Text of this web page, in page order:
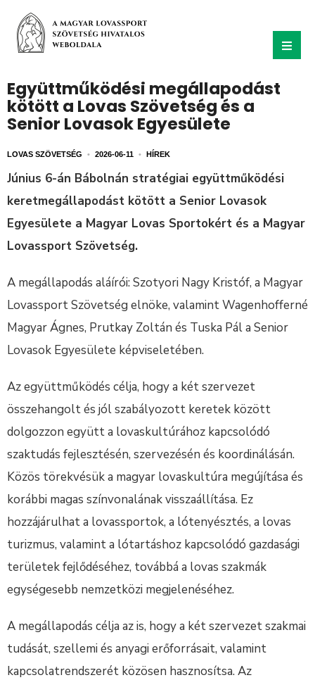
Együttműködési megállapodást
kötött a Lovas Szövetség és a
Senior Lovasok Egyesülete
LOVAS SZÖVETSÉG • 2026-06-11 • HÍREK
Június 6-án Bábolnán stratégiai együttműködési
keretmegállapodást kötött a Senior Lovasok
Egyesülete a Magyar Lovas Sportokért és a Magyar
Lovassport Szövetség.
A megállapodás aláírói: Szotyori Nagy Kristóf, a Magyar
Lovassport Szövetség elnöke, valamint Wagenhofferné
Magyar Ágnes, Prutkay Zoltán és Tuska Pál a Senior
Lovasok Egyesülete képviseletében.
Az együttműködés célja, hogy a két szervezet
összehangolt és jól szabályozott keretek között
dolgozzon együtt a lovaskultúrához kapcsolódó
szaktudás fejlesztésén, szervezésén és koordinálásán.
Közös törekvésük a magyar lovaskultúra megújítása és
korábbi magas színvonalának visszaállítása. Ez
hozzájárulhat a lovassportok, a lótenyésztés, a lovas
turizmus, valamint a lótartáshoz kapcsolódó gazdasági
területek fejlődéséhez, továbbá a lovas szakmák
egységesebb nemzetközi megjelenéséhez.
A megállapodás célja az is, hogy a két szervezet szakmai
tudását, szellemi és anyagi erőforrásait, valamint
kapcsolatrendszerét közösen hasznosítsa. Az